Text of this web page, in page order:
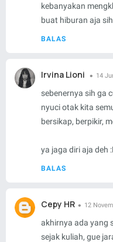
kebanyakan
buat hiburan aja
BALAS
Irvina Lioni 14
sebenernya sih ga
nyuci otak kita
bersikap, berpikir,
ya jaga diri aja deh
BALAS
Cepy HR 12
akhirnya ada yang
sejak kuliah, gue